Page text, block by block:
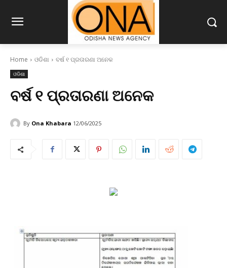
Home ଓଡିଶା ବର୍ଷ ୧ ପ୍ରତାରଣା ଅନେକ
ଓଡିଶା
ବର୍ଷ ୧ ପ୍ରତାରଣା ଅନେକ
By Ona Khabara 12/06/2025